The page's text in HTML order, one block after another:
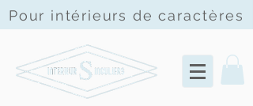
Pour intérieurs decaractères